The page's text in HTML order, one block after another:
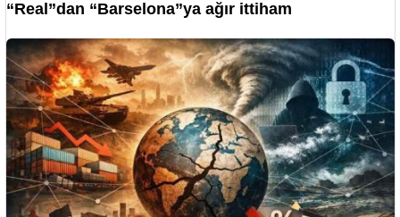
“Real”dan “Barselona”ya ağır ittiham